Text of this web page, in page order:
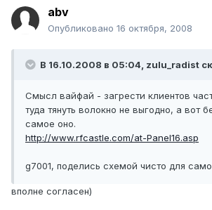
abv
Опубликовано 16 октября, 2008
В 16.10.2008 в 05:04, zulu_radist
Смысл вайфай - загрести клиентов
туда тянуть волокно не выгодно, а вот
самое оно.
http://www.rfcastle.com/at-Panel16.asp
g7001, поделись схемой чисто для
вполне согласен)